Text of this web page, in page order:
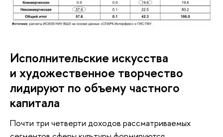
Исполнительские искусства
и художественное творчество
лидируют по объему частного
капитала
Почти три четверти доходов рассматриваемых